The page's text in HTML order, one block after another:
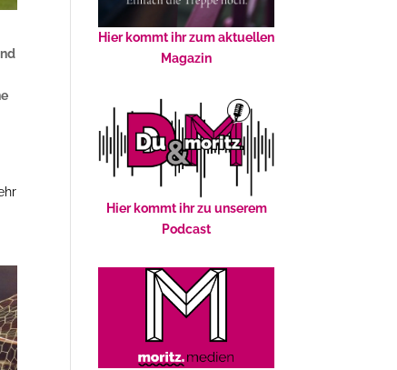
Hier kommt ihr zum aktuellen
Magazin
Hier kommt ihr zu unserem
Podcast